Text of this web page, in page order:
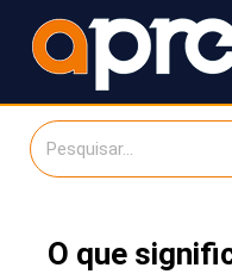
O que